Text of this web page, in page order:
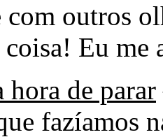
com outros
coisa! Eu
hora de parar
fazíamos